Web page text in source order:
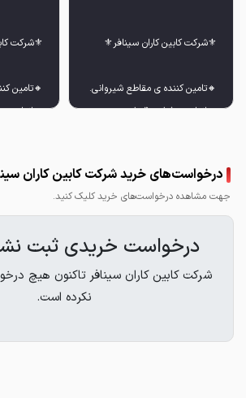
🔸انواع پروفیل و قوطی و
🔸انواع ورق های پوششی و ذوزنقه
🔸انواع
📞 ۰۴۱-۴۱۶۸
درخواست‌های خرید شرکت کابین کاران
جهت مشاهده درخواست‌های خرید کلیک کنید.
درخواست خریدی ثبت
شرکت کابین کاران سینافر تاکنون هیچ
نکرده است.